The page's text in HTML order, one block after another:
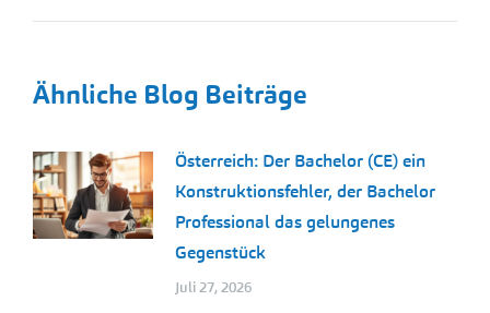
Ähnliche Blog Beiträge
Österreich: Der Bachelor (CE) ein
Konstruktionsfehler, der Bachelor
Professional das gelungenes
Gegenstück
Juli 27, 2026